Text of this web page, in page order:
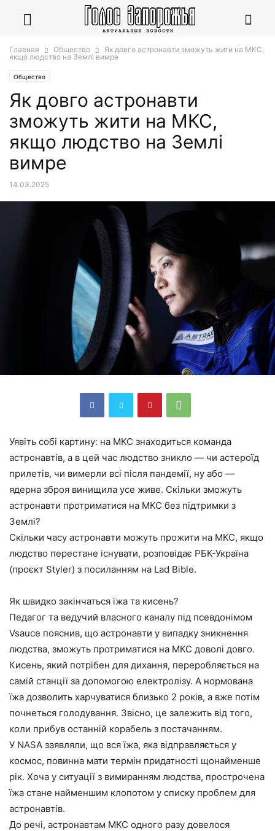
Главная Общество
Як довго астронавти зможуть жити на МКС,
якщо людство на Землі вимре
Общество
Як довго астронавти
зможуть жити на МКС,
якщо людство на Землі
вимре
14.03.2025
Уявіть собі картину: на МКС знаходиться команда
астронавтів, а в цей час людство зникло — чи астероїд
прилетів, чи вимерли всі після пандемії, ну або —
ядерна зброя винищила усе живе. Скільки зможуть
астронавти протриматися на МКС без підтримки з
Землі?
Скільки часу астронавти можуть прожити на МКС, якщо
людство перестане існувати, розповідає РБК-Україна
(проєкт Styler) з посиланням на Lad Bible.
Як швидко закінчаться їжа та кисень?
Педагог та ведучий власного каналу під псевдонімом
Vsauce пояснив, що астронавти у випадку зникнення
людства, зможуть протриматися на МКС доволі довго.
Кисень, який потрібен для дихання, переробляється на
самій станції за допомогою електролізу. А нормована
їжа дозволить харчуватися близько 2 років, а вже потім
почнеться голодування. Звісно, це залежить від того,
коли прибув останній корабель з постачанням.
У NASA заявляли, що вся їжа, яка відправляється у
космос, повинна мати термін придатності щонайменше
рік. Хоча у ситуації з вимиранням людства, прострочена
їжа стане найменшим клопотом у списку проблем для
астронавтів.
До речі, астронавтам МКС одного разу довелося